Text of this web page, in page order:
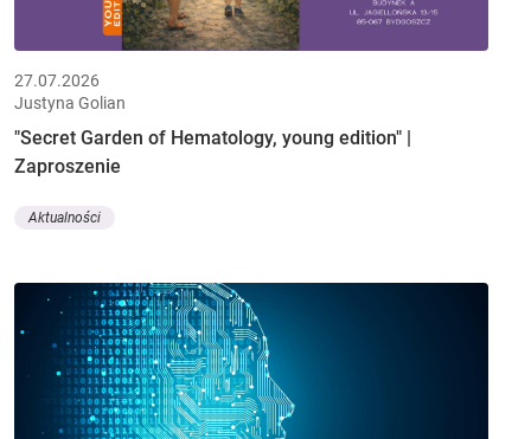
27.07.2026
Justyna Golian
"Secret Garden of Hematology, young edition" |
Zaproszenie
Aktualności